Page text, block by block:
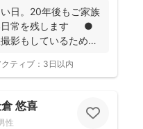
日。20年後もご家族
日常を残します ●
影もしているため、
ティブ： 3日以内
悠喜
性